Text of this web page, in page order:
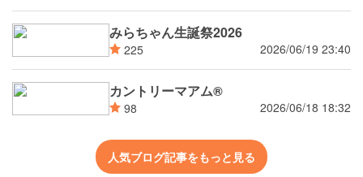
みらちゃん生誕祭2026
225 2026/06/19 23:40
カントリーマアム®
98 2026/06/18 18:32
人気ブログ記事をもっと見る